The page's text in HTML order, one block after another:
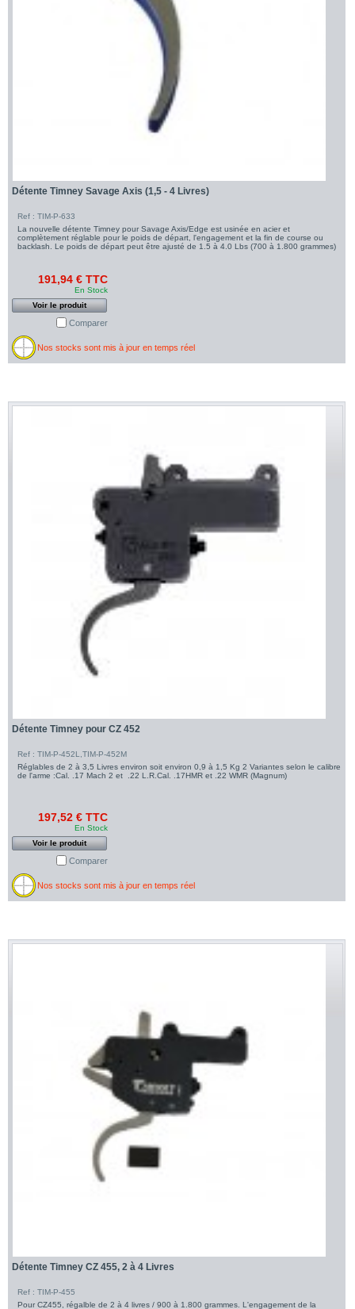
Détente Timney Savage Axis (1,5 - 4 Livres)
Ref : TIM-P-633
La nouvelle détente Timney pour Savage Axis/Edge est usinée en acier et
complètement réglable pour le poids de départ, l'engagement et la fin de course ou
backlash. Le poids de départ peut être ajusté de 1.5 à 4.0 Lbs (700 à 1.800 grammes)
191,94 € TTC
En Stock
Voir le produit
Comparer
Nos stocks sont mis à jour en temps réel
Détente Timney pour CZ 452
Ref : TIM-P-452L,TIM-P-452M
Réglables de 2 à 3,5 Livres environ soit environ 0,9 à 1,5 Kg 2 Variantes selon le calibre
de l'arme :Cal. .17 Mach 2 et .22 L.R.Cal. .17HMR et .22 WMR (Magnum)
197,52 € TTC
En Stock
Voir le produit
Comparer
Nos stocks sont mis à jour en temps réel
Détente Timney CZ 455, 2 à 4 Livres
Ref : TIM-P-455
Pour CZ455, régalble de 2 à 4 livres / 900 à 1.800 grammes. L'engagement de la